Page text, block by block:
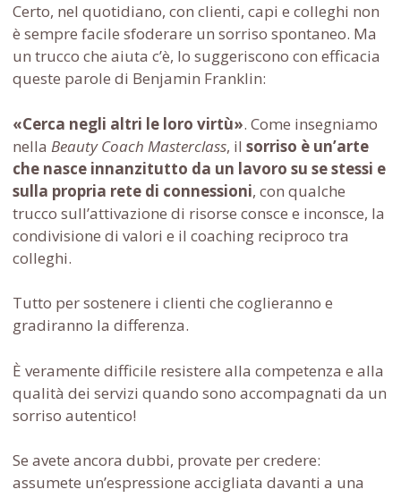
Certo, nel quotidiano, con clienti, capi e colleghi non
è sempre facile sfoderare un sorriso spontaneo. Ma
un trucco che aiuta c’è, lo suggeriscono con efficacia
queste parole di Benjamin Franklin:
«Cerca negli altri le loro virtù». Come insegniamo
nella Beauty Coach Masterclass, il sorriso è un’arte
che nasce innanzitutto da un lavoro su se stessi e
sulla propria rete di connessioni, con qualche
trucco sull’attivazione di risorse consce e inconsce, la
condivisione di valori e il coaching reciproco tra
colleghi.
Tutto per sostenere i clienti che coglieranno e
gradiranno la differenza.
È veramente difficile resistere alla competenza e alla
qualità dei servizi quando sono accompagnati da un
sorriso autentico!
Se avete ancora dubbi, provate per credere:
assumete un’espressione accigliata davanti a una